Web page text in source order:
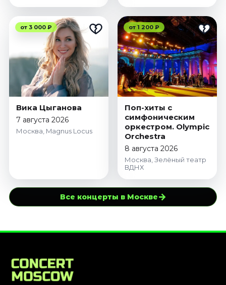
от 3 000 ₽
Вика Цыганова
7 августа 2026
Москва, Magnus Locus
от 1 200 ₽
Поп-хиты с
симфоническим
оркестром. Olympic
Orchestra
8 августа 2026
Москва, Зелёный театр
ВДНХ
Все концерты в Москве→